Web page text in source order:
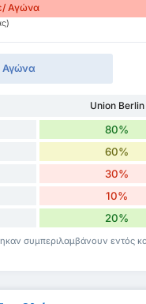
Αγώνα
Αγώνα
Union Berlin
80%
60%
30%
10%
20%
συμπεριλαμβάνουν εντός